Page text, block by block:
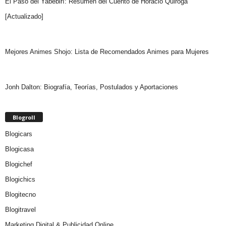
[Actualizado]
Mejores Animes Shojo: Lista de Recomendados Animes para Mujeres
Jonh Dalton: Biografía, Teorías, Postulados y Aportaciones
Blogroll
Blogicars
Blogicasa
Blogichef
Blogichics
Blogitecno
Blogitravel